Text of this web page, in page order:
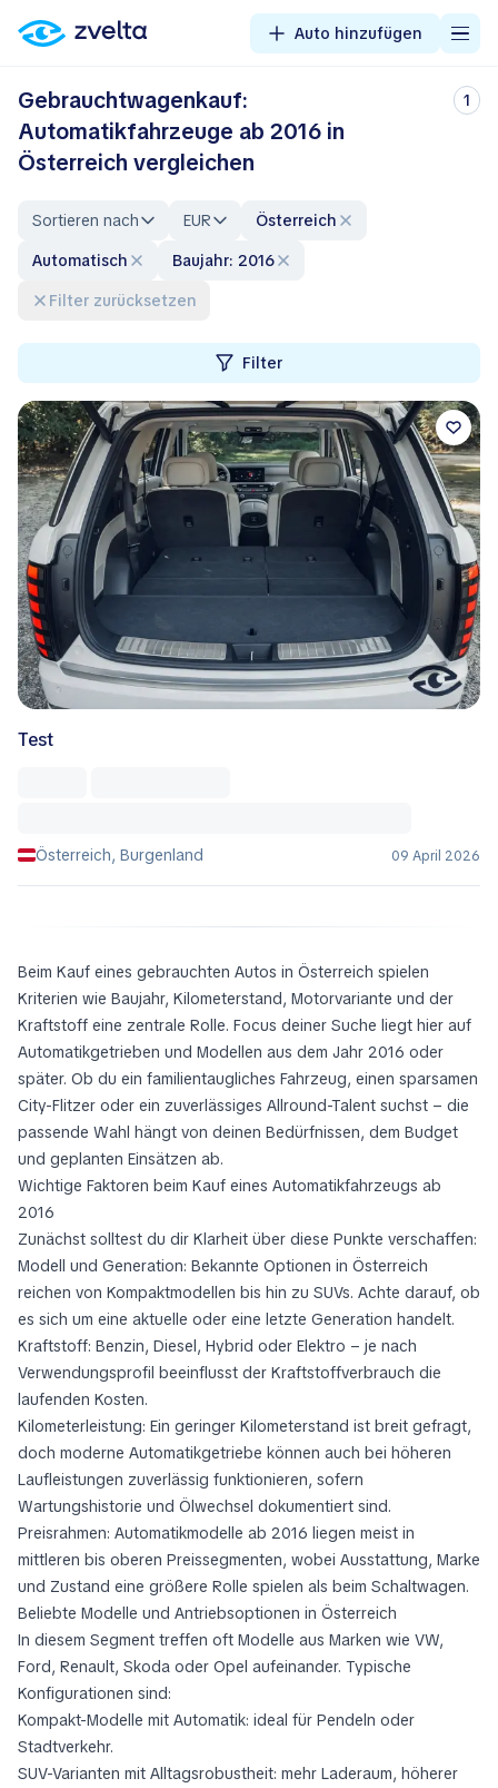
Auto hinzufügen
Gebrauchtwagenkauf:
Automatikfahrzeuge ab 2016 in
Österreich vergleichen
1
Sortieren nach EUR
Österreich
automatisch
Baujahr: 2016
Filter zurücksetzen
Filter
Test
Österreich, Burgenland 09 April 2026
Beim Kauf eines gebrauchten Autos in Österreich spielen
Kriterien wie Baujahr, Kilometerstand, Motorvariante und der
Kraftstoff eine zentrale Rolle. Focus deiner Suche liegt hier auf
Automatikgetrieben und Modellen aus dem Jahr 2016 oder
später. Ob du ein familientaugliches Fahrzeug, einen sparsamen
City-Flitzer oder ein zuverlässiges Allround-Talent suchst – die
passende Wahl hängt von deinen Bedürfnissen, dem Budget
und geplanten Einsätzen ab.
Wichtige Faktoren beim Kauf eines Automatikfahrzeugs ab
2016
Zunächst solltest du dir Klarheit über diese Punkte verschaffen:
Modell und Generation: Bekannte Optionen in Österreich
reichen von Kompaktmodellen bis hin zu SUVs. Achte darauf, ob
es sich um eine aktuelle oder eine letzte Generation handelt.
Kraftstoff: Benzin, Diesel, Hybrid oder Elektro – je nach
Verwendungsprofil beeinflusst der Kraftstoffverbrauch die
laufenden Kosten.
Kilometerleistung: Ein geringer Kilometerstand ist breit gefragt,
doch moderne Automatikgetriebe können auch bei höheren
Laufleistungen zuverlässig funktionieren, sofern
Wartungshistorie und Ölwechsel dokumentiert sind.
Preisrahmen: Automatikmodelle ab 2016 liegen meist in
mittleren bis oberen Preissegmenten, wobei Ausstattung, Marke
und Zustand eine größere Rolle spielen als beim Schaltwagen.
Beliebte Modelle und Antriebsoptionen in Österreich
In diesem Segment treffen oft Modelle aus Marken wie VW,
Ford, Renault, Skoda oder Opel aufeinander. Typische
Konfigurationen sind:
Kompakt-Modelle mit Automatik: ideal für Pendeln oder
Stadtverkehr.
SUV-Varianten mit Alltagsrobustheit: mehr Laderaum, höherer